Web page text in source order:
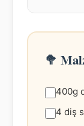
🥦
400g
4 diş